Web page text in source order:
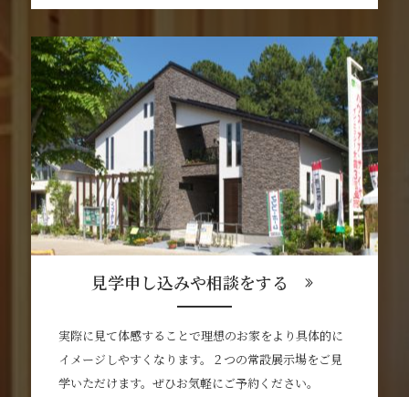
見学申し込みや相談をする
実際に見て体感することで理想のお家をより具体的に
イメージしやすくなります。２つの常設展示場をご見
学いただけます。ぜひお気軽にご予約ください。